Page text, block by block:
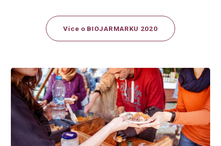
Více o BIOJARMARKU 2020